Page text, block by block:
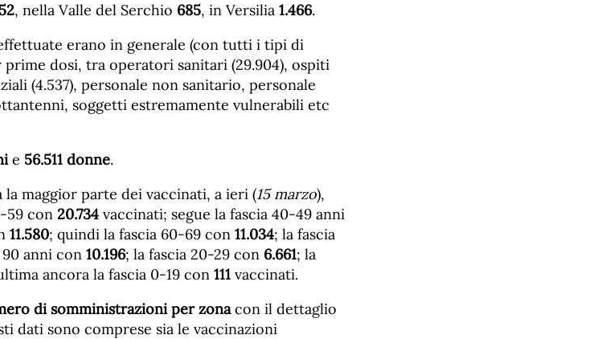
, nella Valle del Serchio 685, in Versilia 1.466.
erano in generale (con tutti i tipi di
prime dosi, tra operatori sanitari (29.904), ospiti
(4.537), personale non sanitario, personale
soggetti estremamente vulnerabili etc
e 56.511 donne.
la maggior parte dei vaccinati, a ieri (15 marzo),
59 con 20.734 vaccinati; segue la fascia 40-49 anni
11.580; quindi la fascia 60-69 con 11.034; la fascia
anni con 10.196; la fascia 20-29 con 6.661; la
ancora la fascia 0-19 con 111 vaccinati.
di somministrazioni per zonacon il dettaglio
dati sono comprese sia le vaccinazioni